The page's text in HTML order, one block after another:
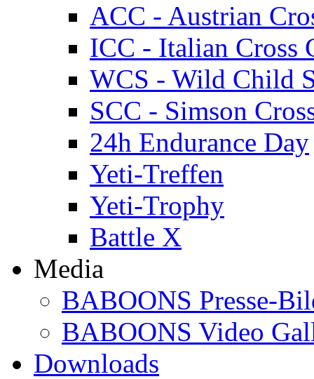
ACC - Austrian
ICC - Italian Cross
WCS - Wild Child
SCC - Simson
24h Endurance Day
Yeti-Treffen
Yeti-Trophy
Battle X
Media
BABOONS Presse-
BABOONS Video
Downloads